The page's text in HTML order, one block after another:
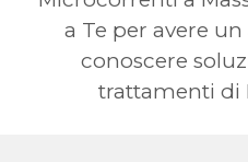
a Te per avere
conoscere
trattamenti di